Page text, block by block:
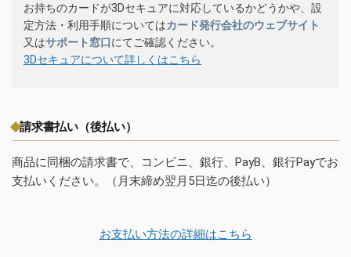
お持ちのカードが3Dセキュアに対応しているかどうかや、設
定方法・利用手順についてはカード発行会社のウェブサイト
又はサポート窓口にてご確認ください。
3Dセキュアについて詳しくはこちら
請求書払い（後払い）
商品に同梱の請求書で、コンビニ、銀行、PayB、銀行Payでお
支払いください。（月末締め翌月5日迄の後払い）
お支払い方法の詳細はこちら